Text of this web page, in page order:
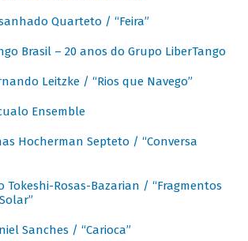
Quarteto / “Feira”
Brasil – 20 anos do Grupo LiberTango
Leitzke / “Rios que Navego”
Ensemble
Hocherman Septeto / “Conversa
Tokeshi-Rosas-Bazarian / “Fragmentos
Sanches / “Carioca”